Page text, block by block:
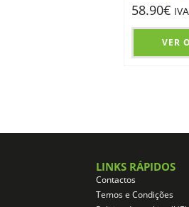
58.90€
VER
LINKS RÁPIDOS
Contactos
Temos e Condições